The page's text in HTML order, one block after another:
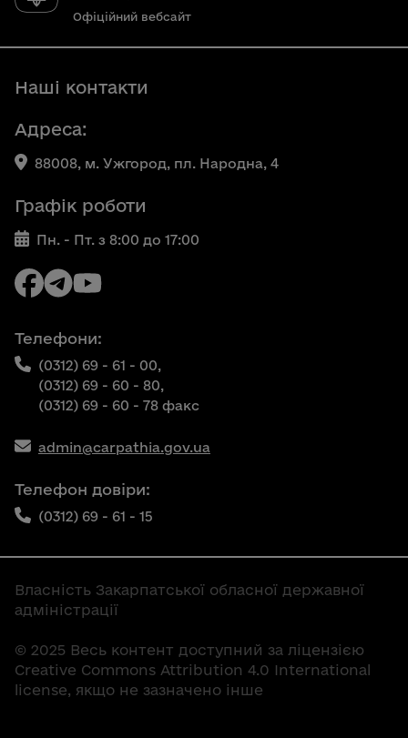
Офіційний вебсайт
Наші контакти
Адреса:
88008, м. Ужгород, пл. Народна, 4
Графік роботи
Пн. - Пт. з 8:00 до 17:00
Телефони:
(0312) 69 - 61 - 00,
(0312) 69 - 60 - 80,
(0312) 69 - 60 - 78 факс
admin@carpathia.gov.ua
Телефон довіри:
(0312) 69 - 61 - 15
Власність Закарпатської обласної державної
адміністрації
© 2025 Весь контент доступний за ліцензією
Creative Commons Attribution 4.0 International
license, якщо не зазначено інше